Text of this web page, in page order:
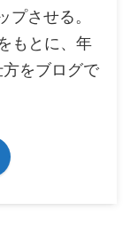
させる。
もとに、年
をブログで